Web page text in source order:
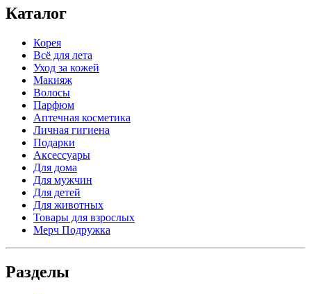
Каталог
Корея
Всё для лета
Уход за кожей
Макияж
Волосы
Парфюм
Аптечная косметика
Личная гигиена
Подарки
Аксессуары
Для дома
Для мужчин
Для детей
Для животных
Товары для взрослых
Мерч Подружка
Разделы